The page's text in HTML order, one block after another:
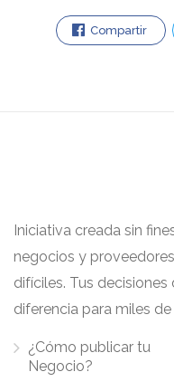
Compartir
Iniciativa creada sin
negocios y
difíciles. Tus
diferencia para miles
¿Cómo publicar tu
Negocio?